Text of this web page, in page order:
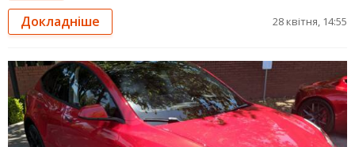
Докладніше 28 квітня, 14:55